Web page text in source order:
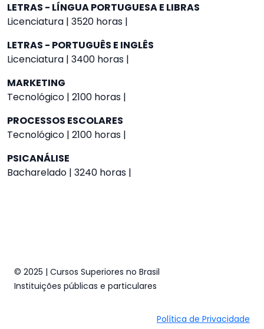
LETRAS - LÍNGUA PORTUGUESA E LIBRAS
Licenciatura | 3520 horas |
LETRAS - PORTUGUÊS E INGLÊS
Licenciatura | 3400 horas |
MARKETING
Tecnológico | 2100 horas |
PROCESSOS ESCOLARES
Tecnológico | 2100 horas |
PSICANÁLISE
Bacharelado | 3240 horas |
© 2025 | Cursos Superiores no Brasil
Instituições públicas e particulares
Política de Privacidade